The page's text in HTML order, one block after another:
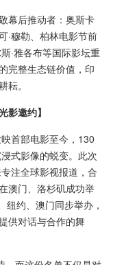
后推动者：奥斯卡
·穆勒、柏林电影节前
·雅各布等国际影坛重
完整生态链价值，印
耘。
影邀约】
首部电影至今，130
式影像的蜕变。此次
注全球影视报道，合
澳门、洛杉矶成功举
约、澳门同步举办，
供对话与合作的舞